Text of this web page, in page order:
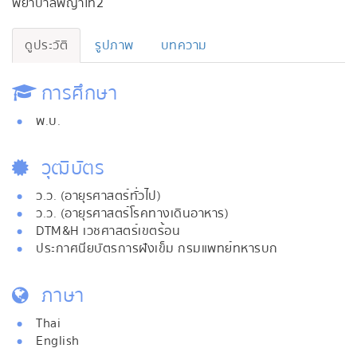
ดูประวัติ รูปภาพ บทความ
การศึกษา
พ.บ.
วุฒิบัตร
ว.ว. (อายุรศาสตร์ทั่วไป)
ว.ว. (อายุรศาสตร์โรคทางเดินอาหาร)
DTM&H เวชศาสตร์เขตร้อน
ประกาศนียบัตรการฝังเข็ม กรมแพทย์ทหารบก
ภาษา
Thai
English